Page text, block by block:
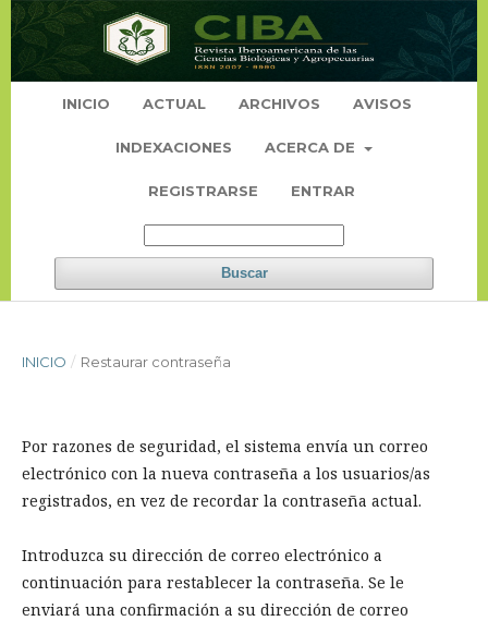
INICIO ACTUAL ARCHIVOS AVISOS
INDEXACIONES ACERCA DE
REGISTRARSE ENTRAR
Buscar
INICIO / Restaurar contraseña
Por razones de seguridad, el sistema envía un correo
electrónico con la nueva contraseña a los usuarios/as
registrados, en vez de recordar la contraseña actual.
Introduzca su dirección de correo electrónico a
continuación para restablecer la contraseña. Se le
enviará una confirmación a su dirección de correo